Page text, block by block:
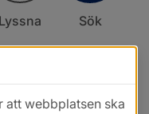
Lyssna Sök
webbplatsen ska